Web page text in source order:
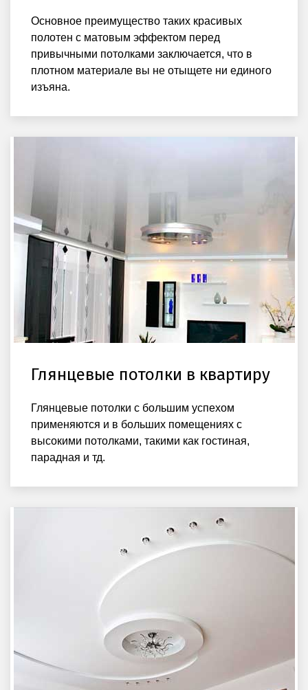
Основное преимущество таких красивых
полотен с матовым эффектом перед
привычными потолками заключается, что в
плотном материале вы не отыщете ни единого
изъяна.
Глянцевые потолки в квартиру
Глянцевые потолки с большим успехом
применяются и в больших помещениях с
высокими потолками, такими как гостиная,
парадная и тд.